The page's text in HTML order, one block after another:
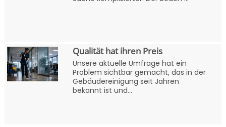
Qualität hat ihren Preis
Unsere aktuelle Umfrage hat ein
Problem sichtbar gemacht, das in der
Gebäudereinigung seit Jahren
bekannt ist und...